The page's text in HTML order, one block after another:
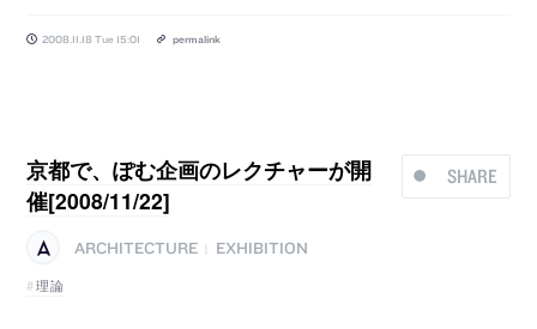
2008.11.18 Tue 15:01 permalink
SHARE
京都で、ぽむ企画のレクチャーが開
催[2008/11/22]
ARCHITECTURE
EXHIBITION
理論